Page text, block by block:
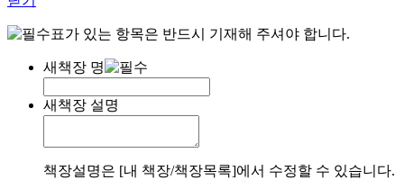
표가 있는 항목은 반드시 기재해 주셔야 합니다.
새책장 명
새책장 설명
책장설명은 [내 책장/책장목록]에서 수정할 수 있습니다.